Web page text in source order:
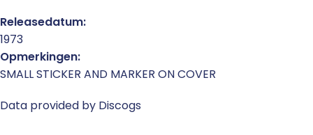
Releasedatum:
1973
Opmerkingen:
SMALL STICKER AND MARKER ON COVER
Data provided by Discogs